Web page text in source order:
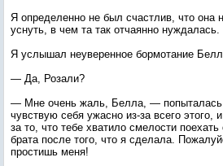
Я определенно не был счастлив, что она
уснуть, в чем та так отчаянно нуждалась.
Я услышал неуверенное бормотание
— Да, Розали?
— Мне очень жаль, Белла, — попыталась
чувствую себя ужасно из-за всего этого,
за то, что тебе хватило смелости поехать
брата после того, что я сделала.
простишь меня!